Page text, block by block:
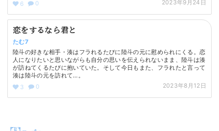
6 0 2023年9月24日
恋をするなら君と
たむ7
陸斗の好きな相手・湊はフラれるたびに陸斗の元に慰められにくる。恋
人になりたいと思いながらも自分の思いを伝えられないまま、陸斗は湊
が訪ねてくるたびに抱いていた。そして今日もまた、フラれたと言って
湊は陸斗の元を訪れて…。
3
0 2023年8月12日